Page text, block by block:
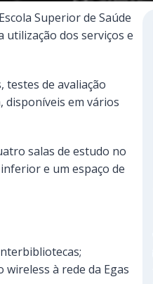
Superior de Saúde
dos serviços e
testes de avaliação
disponíveis em vários
salas de estudo no
e um espaço de
à rede da Egas